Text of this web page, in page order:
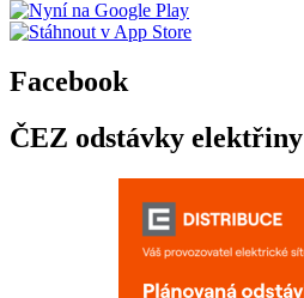
Facebook
ČEZ odstávky elektřiny